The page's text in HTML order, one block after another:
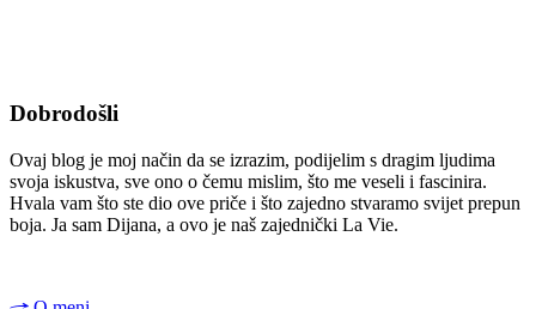
Dobrodošli
Ovaj blog je moj način da se izrazim, podijelim s dragim ljudima
svoja iskustva, sve ono o čemu mislim, što me veseli i fascinira.
Hvala vam što ste dio ove priče i što zajedno stvaramo svijet prepun
boja. Ja sam Dijana, a ovo je naš zajednički La Vie.